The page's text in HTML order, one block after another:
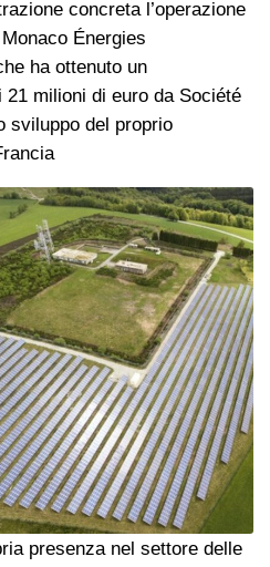
concreta l’operazione
Énergies
ha ottenuto un
milioni di euro da Société
sviluppo del proprio
presenza nel settore delle